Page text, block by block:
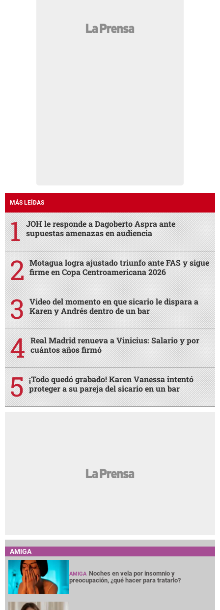
MÁS LEÍDAS
JOH le responde a Dagoberto Aspra ante
supuestas amenazas en audiencia
Motagua logra ajustado triunfo ante FAS y sigue
firme en Copa Centroamericana 2026
Video del momento en que sicario le dispara a
Karen y Andrés dentro de un bar
Real Madrid renueva a Vinicius: Salario y por
cuántos años firmó
¡Todo quedó grabado! Karen Vanessa intentó
proteger a su pareja del sicario en un bar
AMIGA
AMIGA Noches en vela por insomnio y
preocupación, ¿qué hacer para tratarlo?